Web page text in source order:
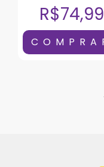
R$74,99